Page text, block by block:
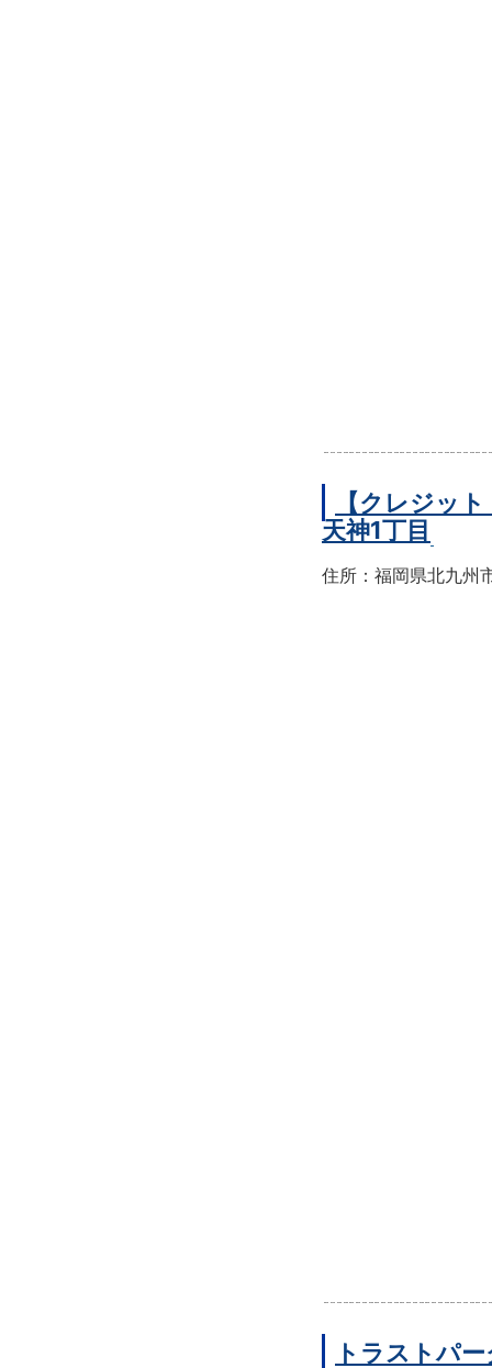
【クレジッ
天神1丁目
住所：福岡県北九州
トラストパ